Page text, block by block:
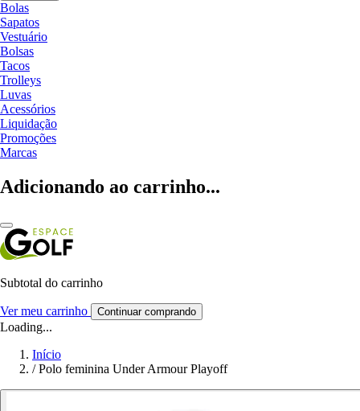
Bolas
Sapatos
Vestuário
Bolsas
Tacos
Trolleys
Luvas
Acessórios
Liquidação
Promoções
Marcas
Adicionando ao carrinho...
Subtotal do carrinho
Ver meu carrinho Continuar comprando
Loading...
Início
/ Polo feminina Under Armour Playoff